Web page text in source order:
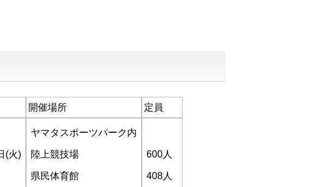
開催場所 定員
(火)
ヤマタスポーツパーク内
陸上競技場
県民体育館
600人
408人